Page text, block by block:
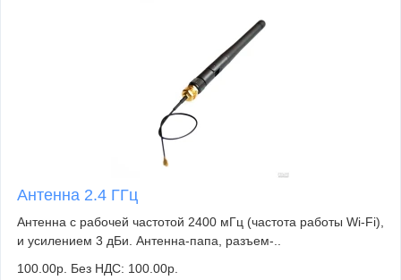
Антенна 2.4 ГГц
Антенна с рабочей частотой 2400 мГц (частота работы Wi-Fi),
и усилением 3 дБи. Антенна-папа, разъем-..
100.00р. Без НДС: 100.00р.